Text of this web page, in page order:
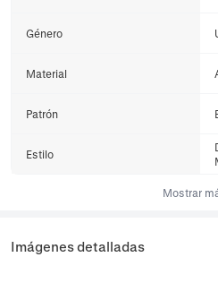
Género
Material
Patrón
Estilo
Mostrar
Imágenes detalladas